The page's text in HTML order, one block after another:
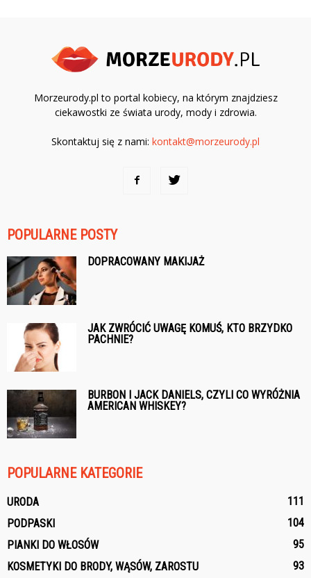
Morzeurody.pl to portal kobiecy, na którym znajdziesz
ciekawostki ze świata urody, mody i zdrowia.
Skontaktuj się z nami: kontakt@morzeurody.pl
POPULARNE POSTY
DOPRACOWANY MAKIJAŻ
JAK ZWRÓCIĆ UWAGĘ KOMUŚ, KTO BRZYDKO
PACHNIE?
BURBON I JACK DANIELS, CZYLI CO WYRÓŻNIA
AMERICAN WHISKEY?
POPULARNE KATEGORIE
URODA
111
PODPASKI
104
PIANKI DO WŁOSÓW
95
KOSMETYKI DO BRODY, WĄSÓW, ZAROSTU
93